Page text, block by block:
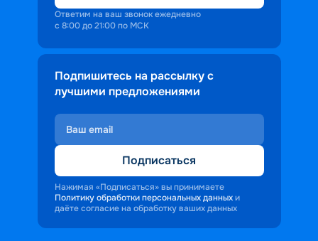
Ответим на ваш звонок ежедневно
с 8:00 до 21:00 по МСК
Подпишитесь на рассылку с
лучшими предложениями
Подписаться
Нажимая «Подписаться» вы принимаете
Политику обработки персональных данных и
даёте согласие на обработку ваших данных